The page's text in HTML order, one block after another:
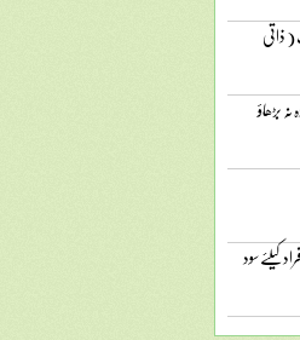
ذاتی
بڑھاؤ
کیلئے سود